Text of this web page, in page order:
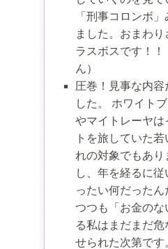
「刑事コロンボ
ました。おまわ
ラスボスです！！
ん）
圧巻！見事な内容
した。 ホワイト
やマイトレーヤは
トを旅していた
れの対象でもあ
し、年を経るに
ったい何だった
つつも「お金の
る私はまだまだ危
せられた次第です